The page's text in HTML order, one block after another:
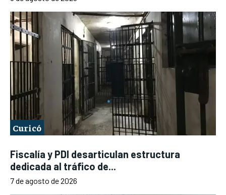
Curicó
Fiscalía y PDI desarticulan estructura
dedicada al tráfico de...
7 de agosto de 2026